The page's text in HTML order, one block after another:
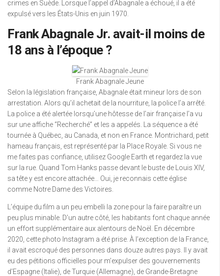
crimes en Suède. Lorsque l’appel d’Abagnale a échoué, il a été
expulsé vers les États-Unis en juin 1970.
Frank Abagnale Jr. avait-il moins de
18 ans à l’époque ?
Frank Abagnale Jeune
Selon la législation française, Abagnale était mineur lors de son
arrestation. Alors qu’il achetait de la nourriture, la police l’a arrêté.
La police a été alertée lorsqu’une hôtesse de l’air française l’a vu
sur une affiche “Recherché” et les a appelés. La séquence a été
tournée à Québec, au Canada, et non en France. Montrichard, petit
hameau français, est représenté par la Place Royale. Si vous ne
me faites pas confiance, utilisez Google Earth et regardez la vue
sur la rue. Quand Tom Hanks passe devant le buste de Louis XIV,
sa tête y est encore attachée… Oui, je reconnais cette église
comme Notre Dame des Victoires.
L’équipe du film a un peu embelli la zone pour la faire paraître un
peu plus minable. D’un autre côté, les habitants font chaque année
un effort supplémentaire aux alentours de Noël. En décembre
2020, cette photo Instagram a été prise. À l’exception de la France,
il avait escroqué des personnes dans douze autres pays. Il y avait
eu des pétitions officielles pour m’expulser des gouvernements
d’Espagne (Italie), de Turquie (Allemagne), de Grande-Bretagne